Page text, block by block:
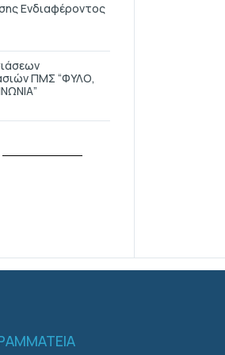
Ενδιαφέροντος
ΠΜΣ “ΦΥΛΟ,